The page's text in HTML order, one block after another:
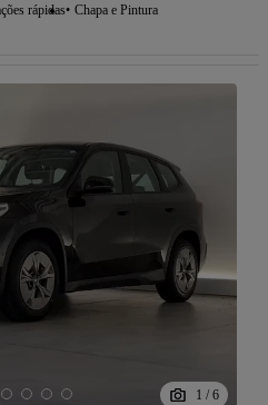
rápidas Chapa e Pintura
1 / 6